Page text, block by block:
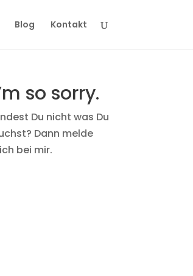
Blog Kontakt
so sorry.
Du nicht was Du
Dann melde
bei mir.